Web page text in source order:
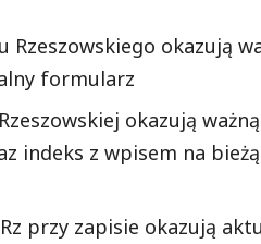
Rzeszowskiego okazują
formularz
okazują
indeks z wpisem na
przy zapisie okazują